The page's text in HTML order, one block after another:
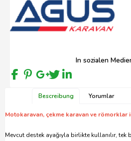
In sozialen
Bescreibung Yorumlar
Motokaravan, çekme karavan ve römorklar
Mevcut destek ayağıyla birlikte kullanılır, tek